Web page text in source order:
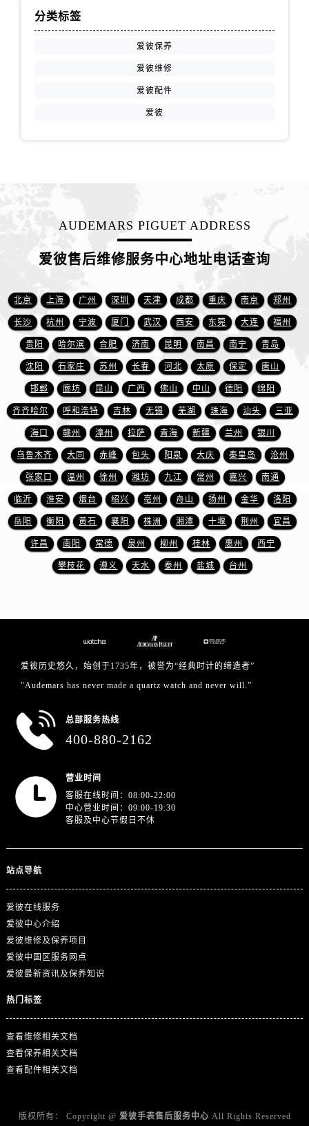
江西省景德镇市珠山区珠山中路爱彼售后服务中心（需提前预约）
山东省德州市德城区东风中路爱彼售后服务中心（需提前预约）
山东省东营市东营区济南路爱彼售后服务中心（需提前预约）
山东省济南市历下区经十路11111号华润中心写字楼（万象城）15层1508室爱彼售后服务中心（需提前预约）
山东省济宁市任城区太白楼路爱彼售后服务中心（需提前预约）
山东省莱芜市文化南路8号银座商城名表维修一楼名表维修爱彼售后服务中心（需提前预约）
山东省临沂市兰山区解放路爱彼售后服务中心（需提前预约）
山东省日照市东港区烟台路爱彼售后服务中心（需提前预约）
山东省泰安市泰山区财源街道泰山大街爱彼售后服务中心（需提前预约）
山东省威海市环翠区新威海路89号振华商厦一楼名表维修爱彼售后服务中心（需提前预约）
山东省潍坊市奎文区东风东街爱彼售后服务中心（需提前预约）
山东省枣庄市滕州市北辛路与善国路交叉口爱彼售后服务中心（需提前预约）
山东省淄博市张店区金晶大道爱彼售后服务中心（需提前预约）
上海市黄浦区南京东路299号宏伊国际广场写字楼8层806室爱彼售后服务中心（需提前预约）
上海市徐汇区虹桥路3号港汇中心2座37层3705室爱彼售后服务中心（需提前预约）
分类标签
爱彼保养
爱彼维修
爱彼配件
爱彼
AUDEMARS PIGUET ADDRESS
爱彼售后维修服务中心地址电话查询
北京 上海 广州 深圳 天津 成都 重庆 南京 郑州
长沙 杭州 宁波 厦门 武汉 西安 东莞 大连 福州
贵阳 哈尔滨 合肥 济南 昆明 南昌 南宁 青岛
沈阳 石家庄 苏州 长春 河北 太原 保定 唐山
邯郸 廊坊 昆山 广西 佛山 中山 德阳 绵阳
齐齐哈尔 呼和浩特 吉林 无锡 芜湖 珠海 汕头 三亚
海口 赣州 漳州 拉萨 青海 新疆 兰州 银川
乌鲁木齐 大同 赤峰 包头 阳泉 大庆 秦皇岛 沧州
张家口 温州 徐州 潍坊 九江 常州 嘉兴 南通
临沂 淮安 烟台 绍兴 亳州 舟山 扬州 金华 洛阳
岳阳 衡阳 黄石 襄阳 株洲 湘潭 十堰 荆州 宜昌
许昌 南阳 常德 泉州 柳州 桂林 惠州 西宁
攀枝花 遵义 天水 泰州 盐城 台州
爱彼历史悠久，始创于1735年，被誉为“经典时计的缔造者”
"Audemars has never made a quartz watch and never will.”
总部服务热线
400-880-2162
营业时间
客服在线时间：08:00-22:00
中心营业时间：09:00-19:30
客服及中心节假日不休
站点导航
爱彼在线服务
爱彼中心介绍
爱彼维修及保养项目
爱彼中国区服务网点
爱彼最新资讯及保养知识
热门标签
查看维修相关文档
查看保养相关文档
查看配件相关文档
版权所有： Copyright @ 爱彼手表售后服务中心 All Rights Reserved